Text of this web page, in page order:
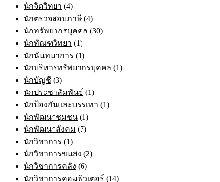
นักจิตวิทยา (4)
นักตรวจสอบภาษี (4)
นักทรัพยากรบุคคล (30)
นักทัณฑวิทยา (1)
นักนันทนาการ (1)
นักบริหารทรัพยากรบุคคล (1)
นักบัญชี (3)
นักประชาสัมพันธ์ (1)
นักป้องกันและบรรเทา (1)
นักพัฒนาชุมชน (1)
นักพัฒนาสังคม (7)
นักวิชาการ (1)
นักวิชาการขนส่ง (2)
นักวิชาการคลัง (6)
นักวิชาการคอมพิวเตอร์ (14)